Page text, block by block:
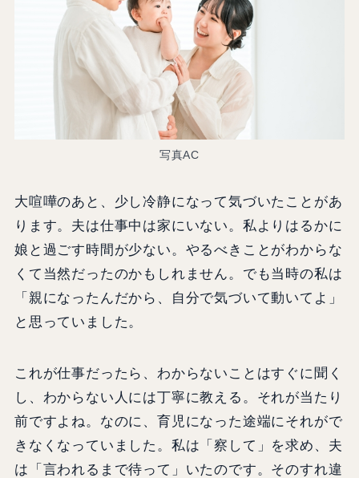
写真AC
大喧嘩のあと、少し冷静になって気づいたことがあ
ります。夫は仕事中は家にいない。私よりはるかに
娘と過ごす時間が少ない。やるべきことがわからな
くて当然だったのかもしれません。でも当時の私は
「親になったんだから、自分で気づいて動いてよ」
と思っていました。
これが仕事だったら、わからないことはすぐに聞く
し、わからない人には丁寧に教える。それが当たり
前ですよね。なのに、育児になった途端にそれがで
きなくなっていました。私は「察して」を求め、夫
は「言われるまで待って」いたのです。そのすれ違